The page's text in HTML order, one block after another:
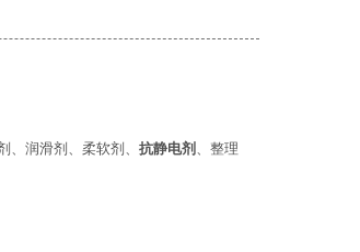
润滑剂、柔软剂、 抗静电剂
、整理